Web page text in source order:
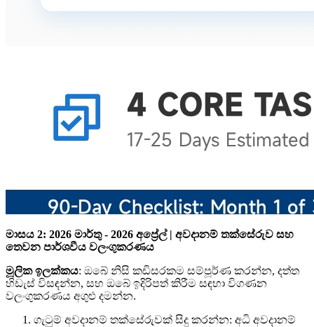
මාසය 2: 2026 මාර්තු - 2026 අප්‍රේල් | අවදානම් තක්සේරුව සහ
තෙවන පාර්ශවීය වලංගුකරණය
මූලික ඉලක්කය: ඔබේ නිසි කඩිසරකම සම්පූර්ණ කරන්න, දත්ත
හිඩැස් විසඳන්න, සහ ඔබේ ඉදිරිපත් කිරීම සඳහා විගණන
වලංගුකරණය අගුළු දමන්න.
ගැටුම් අවදානම් තක්සේරුවක් සිදු කරන්න: අධි අවදානම්